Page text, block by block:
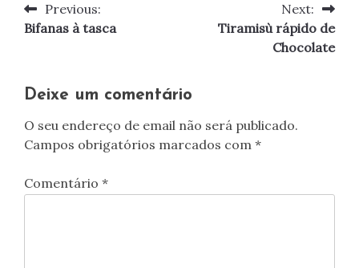
Navegação
Previous:
Bifanas à tasca
Next:
Tiramisù rápido de
Chocolate
Deixe um comentário
O seu endereço de email não será publicado.
Campos obrigatórios marcados com *
Comentário *